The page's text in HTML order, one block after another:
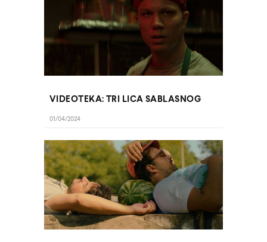
VIDEOTEKA: TRI LICA SABLASNOG
01/04/2024